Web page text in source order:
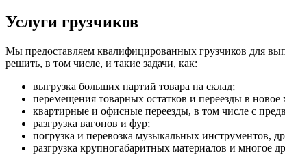
Услуги грузчиков
Мы предоставляем квалифицированных грузчиков для
решить, в том числе, и такие задачи, как:
выгрузка больших партий товара на склад;
перемещения товарных остатков и переезды в
квартирные и офисные переезды, в том числе с
разгрузка вагонов и фур;
погрузка и перевозка музыкальных инструментов,
разгрузка крупногабаритных материалов и многое